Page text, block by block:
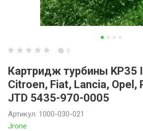
0
Картридж турбины KP35
Citroen, Fiat, Lancia, Opel,
JTD 5435-970-0005
Артикул: 1000-030-021
Jrone